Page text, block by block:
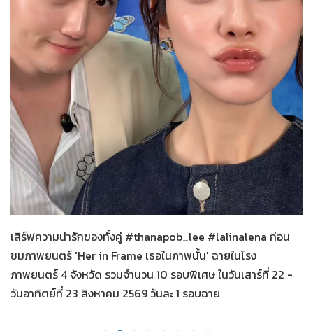
04-08-2569
Her in Frame เธอในภาพนั้น
เสิร์ฟความน่ารักของทั้งคู่ #thanapob_lee #lalinalena ก่อน
ชมภาพยนตร์ 'Her in Frame เธอในภาพนั้น' ฉายในโรง
ภาพยนตร์ 4 จังหวัด รวมจำนวน 10 รอบพิเศษ ในวันเสาร์ที่ 22 -
วันอาทิตย์ที่ 23 สิงหาคม 2569 วันละ 1 รอบฉาย